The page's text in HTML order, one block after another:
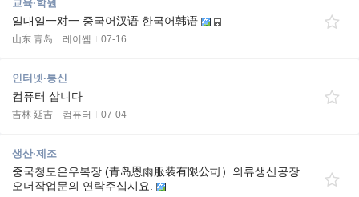
교육·학원
일대일一对一 중국어汉语 한국어韩语
山东 青岛 레이쌤 07-16
인터넷·통신
컴퓨터 삽니다
吉林 延吉 컴퓨터 07-04
생산·제조
중국청도은우복장 (青岛恩雨服装有限公司）의류생산공장
오더작업문의 연락주십시요.